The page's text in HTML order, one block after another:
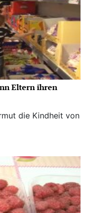
Eltern ihren
die Kindheit von